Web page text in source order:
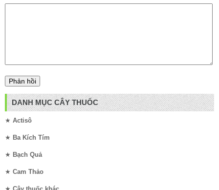
DANH MỤC CÂY THUỐC
★ Actisô
★ Ba Kích Tím
★ Bạch Quả
★ Cam Thảo